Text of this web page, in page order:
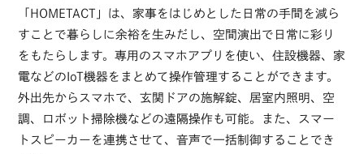
「HOMETACT」は、家事をはじめとした日常の手間を減ら
すことで暮らしに余裕を生みだし、空間演出で日常に彩り
をもたらします。専用のスマホアプリを使い、住設機器、家
電などのIoT機器をまとめて操作管理することができます。
外出先からスマホで、玄関ドアの施解錠、居室内照明、空
調、ロボット掃除機などの遠隔操作も可能。また、スマー
トスピーカーを連携させて、音声で一括制御することでき